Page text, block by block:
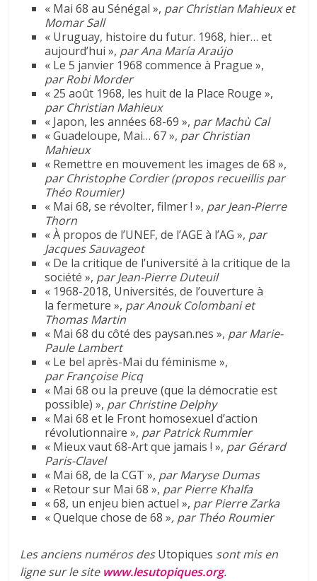
« Mai 68 au Sénégal », par Christian Mahieux et
MomarSall
« Uruguay, histoire du futur. 1968, hier… et
aujourd’hui », par Ana María Araújo
« Le 5 janvier 1968 commence à Prague »,
par Robi Morder
« 25 août 1968, les huit de la Place Rouge »,
par Christian Mahieux
« Japon, les années 68-69 », par Machù Cal
« Guadeloupe, Mai… 67 », par Christian
Mahieux
« Remettre en mouvement les images de 68 »,
par Christophe Cordier (propos recueillis par
Théo Roumier)
« Mai 68, se révolter, filmer ! », par Jean-Pierre
Thorn
« À propos de l’UNEF, de l’AGE à l’AG », par
Jacques Sauvageot
« De la critique de l’université à la critique de la
société », par Jean-Pierre Duteuil
« 1968-2018, Universités, de l’ouverture à
la fermeture », par Anouk Colombani et
Thomas Martin
« Mai 68 du côté des paysan.nes », par Marie-
Paule Lambert
« Le bel après-Mai du féminisme »,
par Françoise Picq
« Mai 68 ou la preuve (que la démocratie est
possible) », par Christine Delphy
« Mai 68 et le Front homosexuel d’action
révolutionnaire », par Patrick Rummler
« Mieux vaut 68-Art que jamais ! », par Gérard
Paris-Clavel
« Mai 68, de la CGT », par Maryse Dumas
« Retour sur Mai 68 », par Pierre Khalfa
« 68, un enjeu bien actuel », par Pierre Zarka
« Quelque chose de 68 », par Théo Roumier
Les anciens numéros desUtopiques sont mis en
ligne sur le site www.lesutopiques.org.